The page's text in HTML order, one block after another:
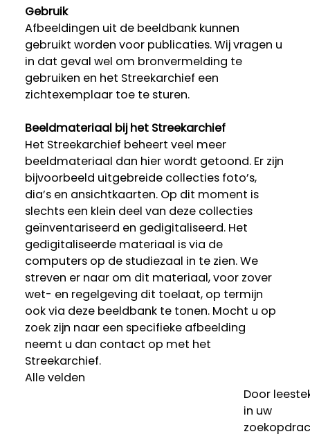
Gebruik
Afbeeldingen uit de beeldbank kunnen
gebruikt worden voor publicaties. Wij vragen u
in dat geval wel om bronvermelding te
gebruiken en het Streekarchief een
zichtexemplaar toe te sturen.
Beeldmateriaal bij het Streekarchief
Het Streekarchief beheert veel meer
beeldmateriaal dan hier wordt getoond. Er zijn
bijvoorbeeld uitgebreide collecties foto’s,
dia’s en ansichtkaarten. Op dit moment is
slechts een klein deel van deze collecties
geïnventariseerd en gedigitaliseerd. Het
gedigitaliseerde materiaal is via de
computers op de studiezaal in te zien. We
streven er naar om dit materiaal, voor zover
wet- en regelgeving dit toelaat, op termijn
ook via deze beeldbank te tonen. Mocht u op
zoek zijn naar een specifieke afbeelding
neemt u dan contact op met het
Streekarchief.
Alle velden
Door
in uw